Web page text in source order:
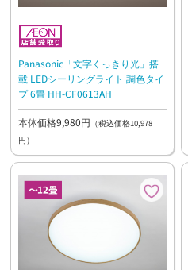
Panasonic「文字くっきり光」搭
載 LEDシーリングライト 調色タイ
プ 6畳 HH-CF0613AH
本体価格9,980円 （税込価格10,978
円）